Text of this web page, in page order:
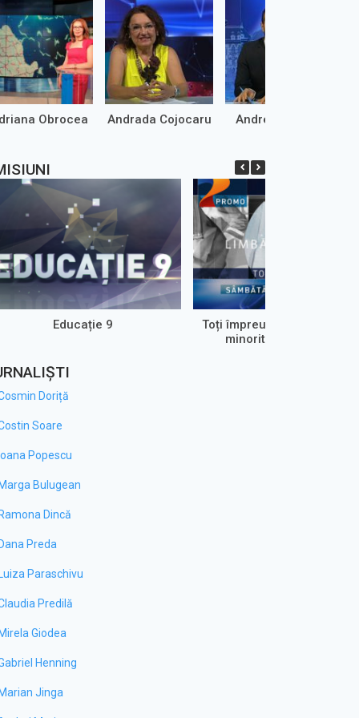
Obrocea Andrada Cojocaru Andrei Marinaș
Educație 9
Toți împreună-emisiune
minoritățile din Oltenia.
Doriță
Soare
Popescu
Bulugean
Dincă
Preda
Paraschivu
Predilă
Giodea
Henning
Jinga